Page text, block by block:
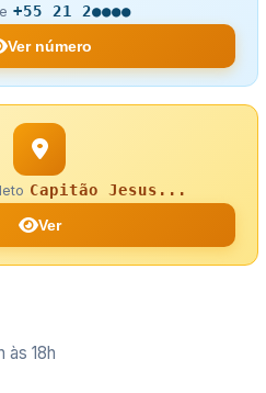
+55 21 2●●●●
Ver número
Capitão Jesus...
Ver
às 18h